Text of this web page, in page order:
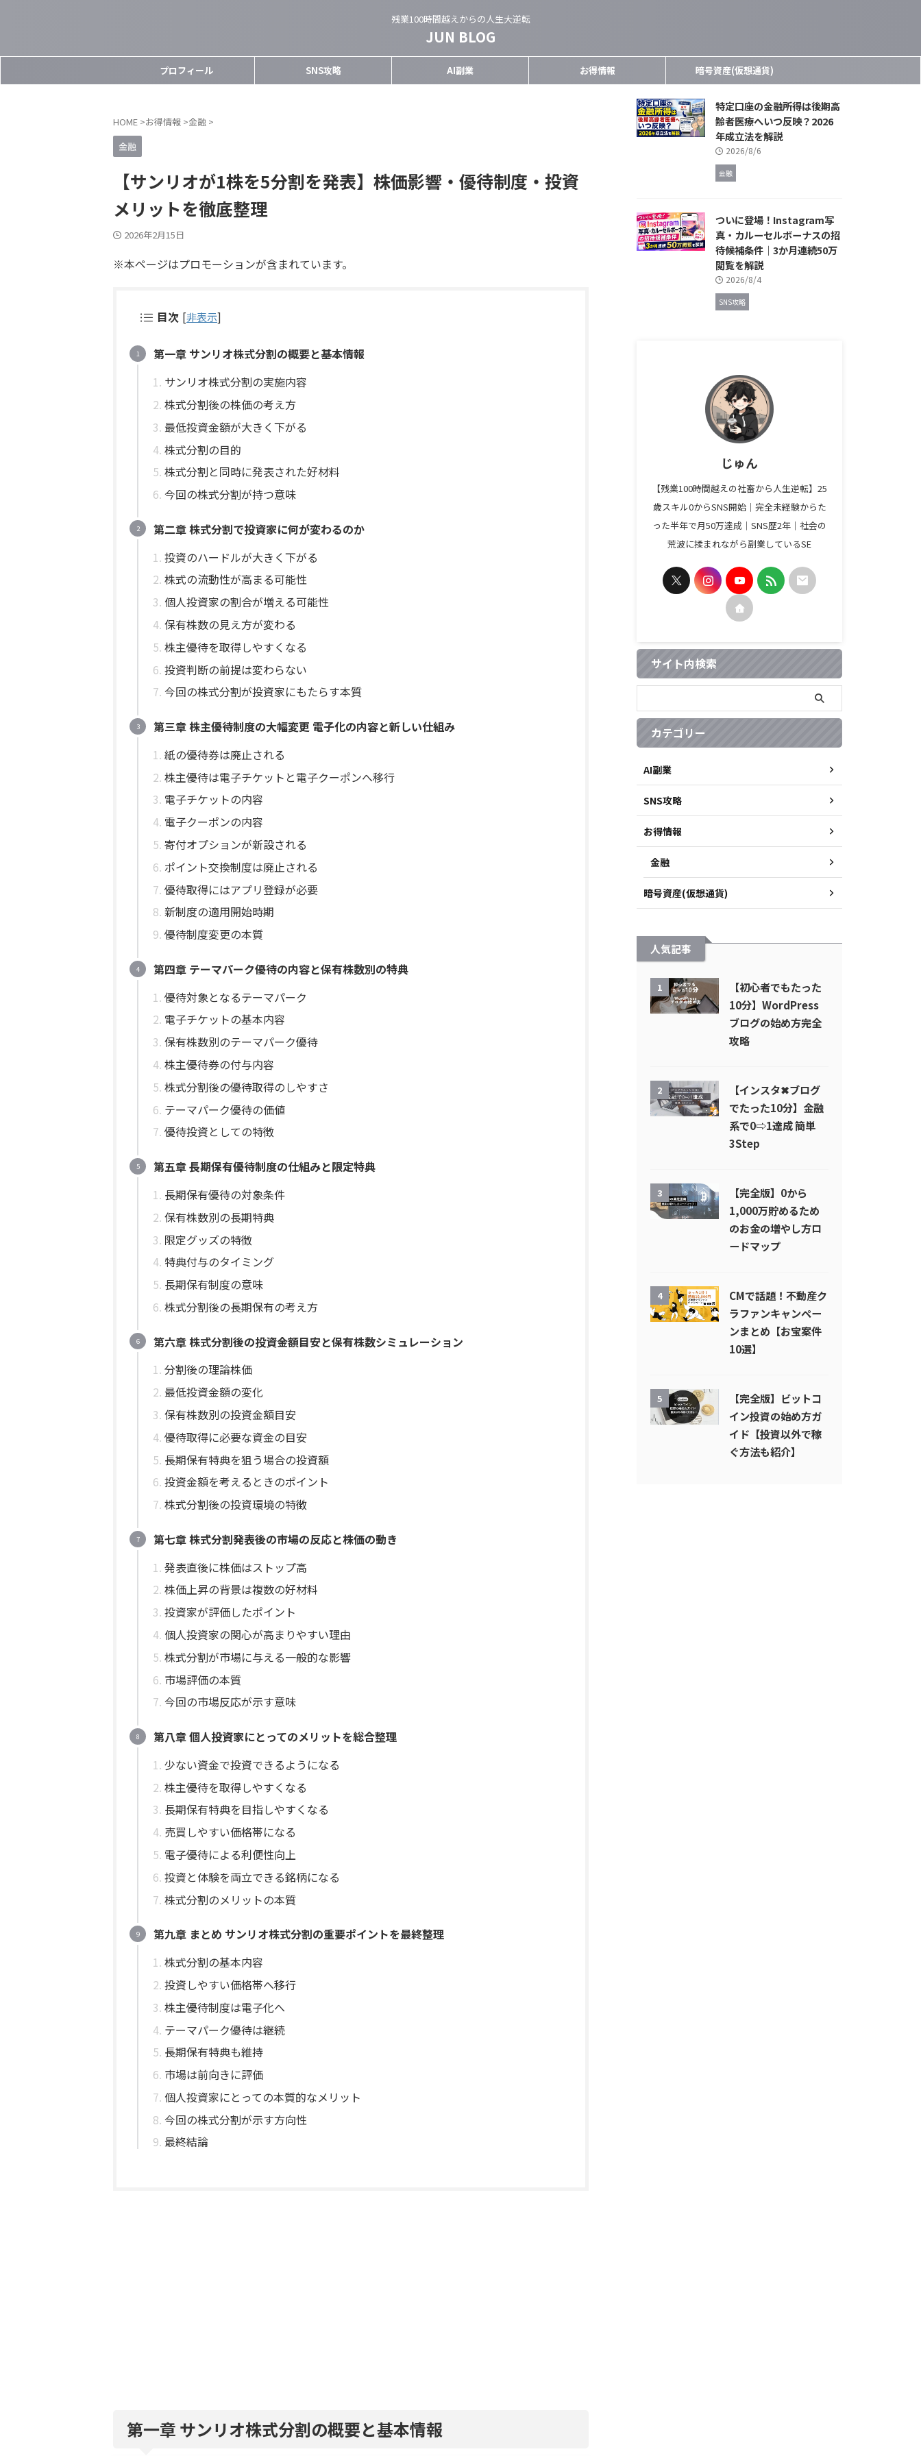
残業100時間越えからの人生大逆転
JUN BLOG
プロフィール SNS攻略 AI副業 お得情報 暗号資産(仮想通貨)
HOME >お得情報 >金融 >
金融
【サンリオが1株を5分割を発表】株価影響・優待制度・投資
メリットを徹底整理
2026年2月15日
※本ページはプロモーションが含まれています。
目次 [非表示]
第一章 サンリオ株式分割の概要と基本情報
サンリオ株式分割の実施内容
株式分割後の株価の考え方
最低投資金額が大きく下がる
株式分割の目的
株式分割と同時に発表された好材料
今回の株式分割が持つ意味
第二章 株式分割で投資家に何が変わるのか
投資のハードルが大きく下がる
株式の流動性が高まる可能性
個人投資家の割合が増える可能性
保有株数の見え方が変わる
株主優待を取得しやすくなる
投資判断の前提は変わらない
今回の株式分割が投資家にもたらす本質
第三章 株主優待制度の大幅変更 電子化の内容と新しい仕組み
紙の優待券は廃止される
株主優待は電子チケットと電子クーポンへ移行
電子チケットの内容
電子クーポンの内容
寄付オプションが新設される
ポイント交換制度は廃止される
優待取得にはアプリ登録が必要
新制度の適用開始時期
優待制度変更の本質
第四章 テーマパーク優待の内容と保有株数別の特典
優待対象となるテーマパーク
電子チケットの基本内容
保有株数別のテーマパーク優待
株主優待券の付与内容
株式分割後の優待取得のしやすさ
テーマパーク優待の価値
優待投資としての特徴
第五章 長期保有優待制度の仕組みと限定特典
長期保有優待の対象条件
保有株数別の長期特典
限定グッズの特徴
特典付与のタイミング
長期保有制度の意味
株式分割後の長期保有の考え方
第六章 株式分割後の投資金額目安と保有株数シミュレーション
分割後の理論株価
最低投資金額の変化
保有株数別の投資金額目安
優待取得に必要な資金の目安
長期保有特典を狙う場合の投資額
投資金額を考えるときのポイント
株式分割後の投資環境の特徴
第七章 株式分割発表後の市場の反応と株価の動き
発表直後に株価はストップ高
株価上昇の背景は複数の好材料
投資家が評価したポイント
個人投資家の関心が高まりやすい理由
株式分割が市場に与える一般的な影響
市場評価の本質
今回の市場反応が示す意味
第八章 個人投資家にとってのメリットを総合整理
少ない資金で投資できるようになる
株主優待を取得しやすくなる
長期保有特典を目指しやすくなる
売買しやすい価格帯になる
電子優待による利便性向上
投資と体験を両立できる銘柄になる
株式分割のメリットの本質
第九章 まとめ サンリオ株式分割の重要ポイントを最終整理
株式分割の基本内容
投資しやすい価格帯へ移行
株主優待制度は電子化へ
テーマパーク優待は継続
長期保有特典も維持
市場は前向きに評価
個人投資家にとっての本質的なメリット
今回の株式分割が示す方向性
最終結論
第一章 サンリオ株式分割の概要と基本情報
特定口座の金融所得は後期高
齢者医療へいつ反映？2026
年成立法を解説
2026/8/6
金融
ついに登場！Instagram写
真・カルーセルボーナスの招
待候補条件｜3か月連続50万
閲覧を解説
2026/8/4
SNS攻略
じゅん
【残業100時間越えの社畜から人生逆転】25
歳スキル0からSNS開始｜完全未経験からた
った半年で月50万達成｜SNS歴2年｜社会の
荒波に揉まれながら副業しているSE
サイト内検索
カテゴリー
AI副業
SNS攻略
お得情報
金融
暗号資産(仮想通貨)
人気記事
1
【初心者でもたった
10分】WordPress
ブログの始め方完全
攻略
2
【インスタ✖︎ブログ
でたった10分】金融
系で0⇨1達成 簡単
3Step
3
【完全版】0から
1,000万貯めるため
のお金の増やし方ロ
ードマップ
4
CMで話題！不動産ク
ラファンキャンペー
ンまとめ【お宝案件
10選】
5
【完全版】ビットコ
イン投資の始め方ガ
イド【投資以外で稼
ぐ方法も紹介】